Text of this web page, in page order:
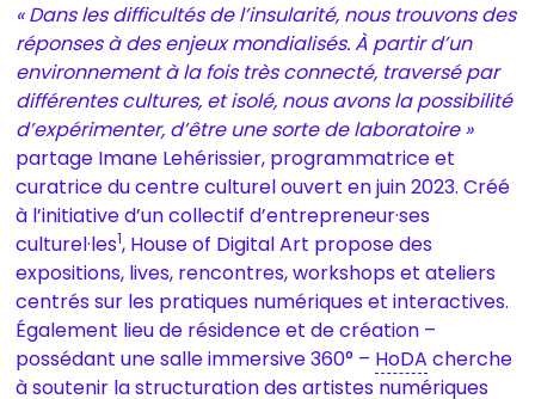
« Dans les difficultés de l’insularité, nous trouvons des
réponses à des enjeux mondialisés. À partir d’un
environnement à la fois très connecté, traversé par
différentes cultures, et isolé, nous avons la possibilité
d’expérimenter, d’être une sorte de laboratoire »
partage Imane Lehérissier, programmatrice et
curatrice du centre culturel ouvert en juin 2023. Créé
à l’initiative d’un collectif d’entrepreneur·ses
culturel·les1, House of Digital Art propose des
expositions, lives, rencontres, workshops et ateliers
centrés sur les pratiques numériques et interactives.
Également lieu de résidence et de création –
possédant une salle immersive 360° – HoDA cherche
à soutenir la structuration des artistes numériques